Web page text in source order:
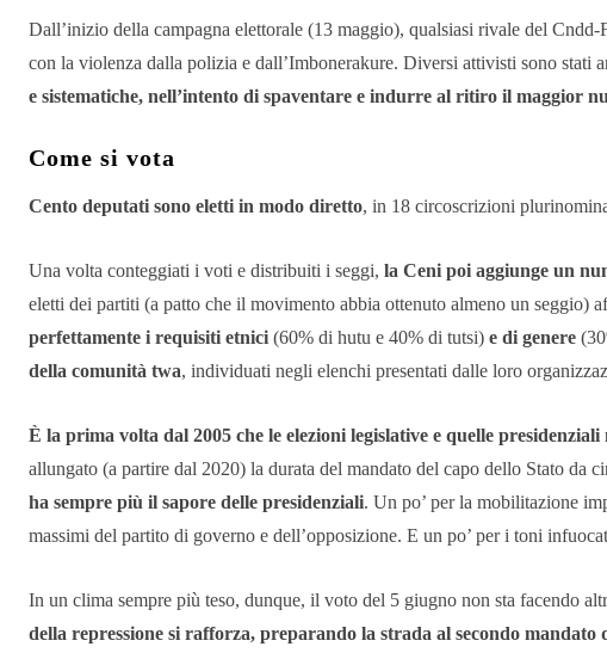
Dall’inizio della campagna elettorale (13 maggio), qualsiasi rivale del
con la violenza dalla polizia e dall’Imbonerakure. Diversi attivisti sono stati
e sistematiche, nell’intento di spaventare e indurre al ritiro il maggior
Come si vota
Cento deputati sono eletti in modo diretto, in 18 circoscrizioni
Una volta conteggiati i voti e distribuiti i seggi, la Ceni poi aggiunge un
eletti dei partiti (a patto che il movimento abbia ottenuto almeno un seggio)
perfettamente i requisiti etnici (60% di hutu e 40% di tutsi) e di genere
della comunità twa, individuati negli elenchi presentati dalle loro
È la prima volta dal 2005 che le elezioni legislative e quelle
allungato (a partire dal 2020) la durata del mandato del capo dello Stato da
ha sempre più il sapore delle presidenziali. Un po’ per la mobilitazione
massimi del partito di governo e dell’opposizione. E un po’ per i toni
In un clima sempre più teso, dunque, il voto del 5 giugno non sta facendo
della repressione si rafforza, preparando la strada al secondo mandato